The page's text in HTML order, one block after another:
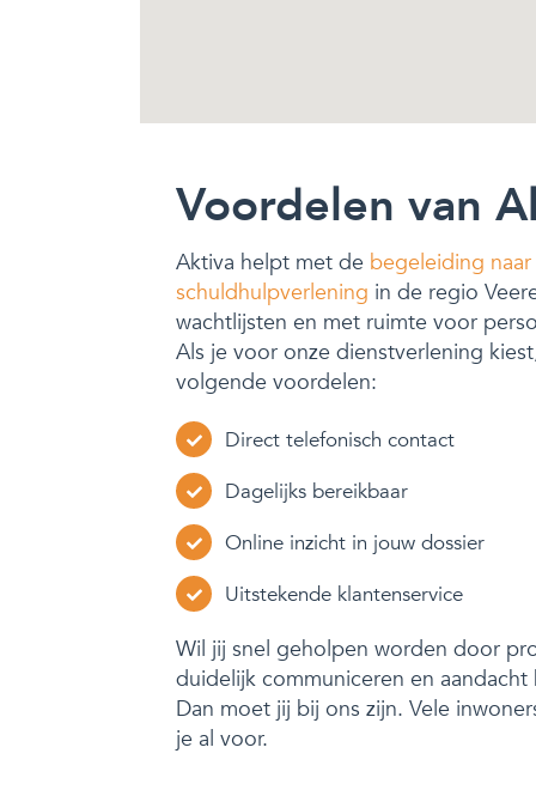
Voordelen van
Aktiva helpt met de begeleiding naar
schuldhulpverlening in de regio
wachtlijsten en met ruimte voor
Als je voor onze dienstverlening
volgende voordelen:
Direct telefonisch contact
Dagelijks bereikbaar
Online inzicht in jouw dossier
Uitstekende klantenservice
Wil jij snel geholpen worden door
duidelijk communiceren en
Dan moet jij bij ons zijn. Vele
je al voor.